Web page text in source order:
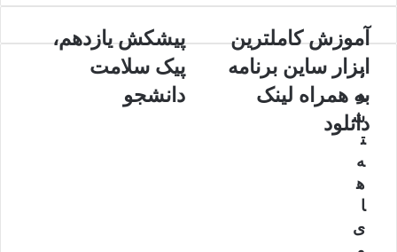
کنید
پيشکش
یازدهم،
پیک
سلامت
پيشکش یازدهم،
پیک سلامت
دانشجو
آموزش
کاملترین
ابزار
برنامه
به
همراه
لینک
دانلود
آموزش کاملترین
ابزار ساین برنامه
به همراه لینک
دانلود
ن
و
ش
ت
ه
ه
ا
ی